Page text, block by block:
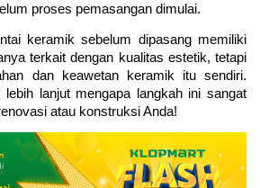
proses pemasangan dimulai.
keramik sebelum dipasang memiliki
terkait dengan kualitas estetik, tetapi
dan keawetan keramik itu sendiri.
lebih lanjut mengapa langkah ini sangat
atau konstruksi Anda!